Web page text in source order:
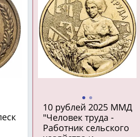
10 рублей 2025 ММД
"Человек труда -
Работник сельского